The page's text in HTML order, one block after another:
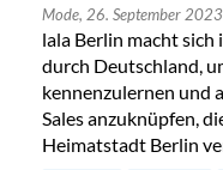
Mode, 26. September 2023
lala Berlin macht
durch Deutschland,
kennenzulernen und
Sales anzuknüpfen,
Heimatstadt Berlin